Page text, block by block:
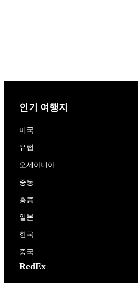
인기 여행지
미국
유럽
오세아니아
중동
홍콩
일본
한국
중국
RedEx